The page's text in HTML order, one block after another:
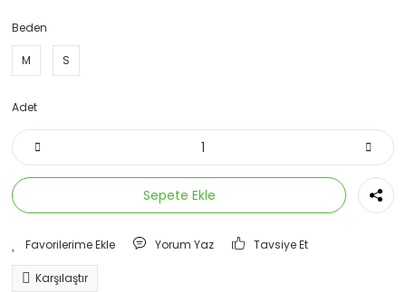
Beden
M S
Adet
Sepete Ekle
Yorum Yaz Tavsiye Et
Karşılaştır